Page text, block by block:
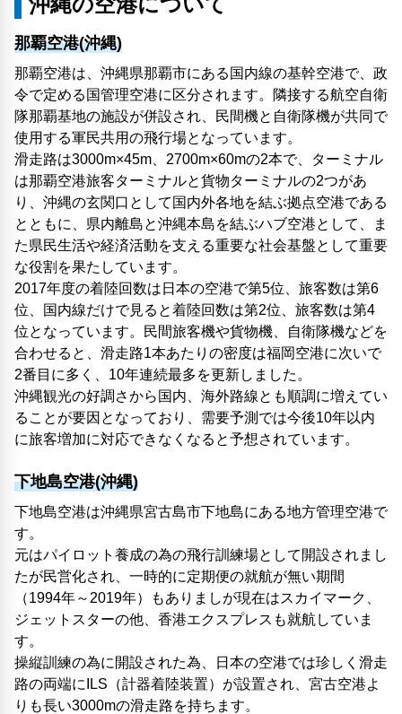
那覇空港(沖縄)
那覇空港は、沖縄県那覇市にある国内線の基幹空港で、政
令で定める国管理空港に区分されます。隣接する航空自衛
隊那覇基地の施設が併設され、民間機と自衛隊機が共同で
使用する軍民共用の飛行場となっています。
滑走路は3000m×45m、2700m×60mの2本で、ターミナル
は那覇空港旅客ターミナルと貨物ターミナルの2つがあ
り、沖縄の玄関口として国内外各地を結ぶ拠点空港である
とともに、県内離島と沖縄本島を結ぶハブ空港として、ま
た県民生活や経済活動を支える重要な社会基盤として重要
な役割を果たしています。
2017年度の着陸回数は日本の空港で第5位、旅客数は第6
位、国内線だけで見ると着陸回数は第2位、旅客数は第4
位となっています。民間旅客機や貨物機、自衛隊機などを
合わせると、滑走路1本あたりの密度は福岡空港に次いで
2番目に多く、10年連続最多を更新しました。
沖縄観光の好調さから国内、海外路線とも順調に増えてい
ることが要因となっており、需要予測では今後10年以内
に旅客増加に対応できなくなると予想されています。
下地島空港(沖縄)
下地島空港は沖縄県宮古島市下地島にある地方管理空港で
す。
元はパイロット養成の為の飛行訓練場として開設されまし
たが民営化され、一時的に定期便の就航が無い期間
（1994年～2019年）もありましが現在はスカイマーク、
ジェットスターの他、香港エクスプレスも就航していま
す。
操縦訓練の為に開設された為、日本の空港では珍しく滑走
路の両端にILS（計器着陸装置）が設置され、宮古空港よ
りも長い3000mの滑走路を持ちます。